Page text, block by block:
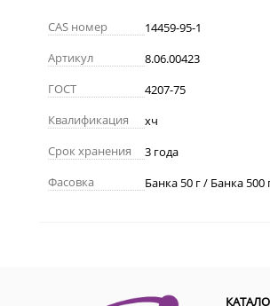
CAS номер
14459-95-1
Артикул
8.06.00423
ГОСТ
4207-75
Квалификация
хч
Срок хранения
3 года
Фасовка
Банка 50 г / Банка 500